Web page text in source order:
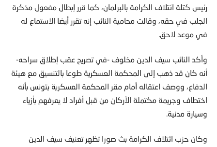
رئيس كتلة ائتلاف الكرامة بالبرلمان، كما قرر إبطال مفعول مذكرة
الجلب في حقه، وقالت محامية النائب إنه تقرر أيضا الاستماع له
في موعد لاحق.
وأكد النائب سيف الدين مخلوف -في تصريح عقب إطلاق سراحه-
أنه كان قد ذهب إلى المحكمة العسكرية طوعا بالتنسيق مع هيئة
الدفاع، ووصف اعتقاله أمام مقر المحكمة العسكرية بتونس بأنه
اختطاف وجريمة مكتملة الأركان من قبل أفراد لا يعرفهم بأزياء
وسيارة مدنية.
وكان حزب ائتلاف الكرامة بث صورا تظهر تعنيف سيف الدين